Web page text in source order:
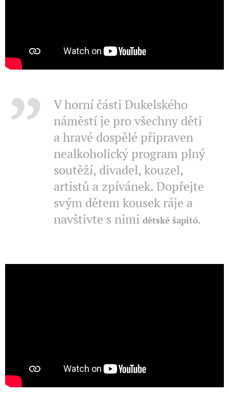
V horní části Dukelského
náměstí je pro všechny děti
a hravé dospělé připraven
nealkoholický program plný
soutěží, divadel, kouzel,
artistů a zpívánek. Dopřejte
svým dětem kousek ráje a
navštivte s nimi dětské šapitó.